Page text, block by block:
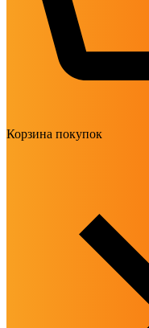
Корзина покупок